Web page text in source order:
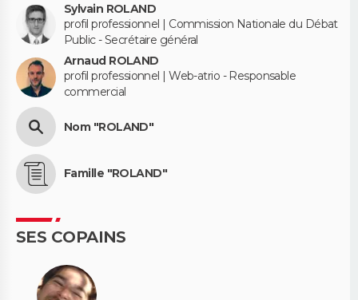
Sylvain ROLAND
profil professionnel | Commission Nationale du Débat
Public - Secrétaire général
Arnaud ROLAND
profil professionnel | Web-atrio - Responsable
commercial
Nom "ROLAND"
Famille "ROLAND"
SES COPAINS